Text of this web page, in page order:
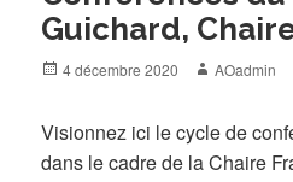
Guichard,
Posted
4 décembre 2020 Author
AOadmin
Visionnez ici le cycle de
dans le cadre de la Chaire